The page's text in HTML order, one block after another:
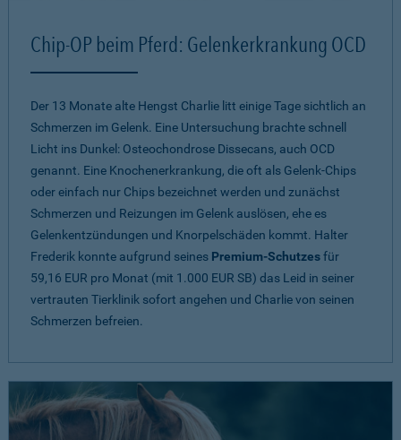
Chip-OP beim Pferd: Gelenkerkrankung OCD
Der 13 Monate alte Hengst Charlie litt einige Tage sichtlich an
Schmerzen im Gelenk. Eine Untersuchung brachte schnell
Licht ins Dunkel: Osteochondrose Dissecans, auch OCD
genannt. Eine Knochenerkrankung, die oft als Gelenk-Chips
oder einfach nur Chips bezeichnet werden und zunächst
Schmerzen und Reizungen im Gelenk auslösen, ehe es
Gelenkentzündungen und Knorpelschäden kommt. Halter
Frederik konnte aufgrund seines Premium-Schutzesfür
59,16 EUR pro Monat (mit 1.000 EUR SB) das Leid in seiner
vertrauten Tierklinik sofort angehen und Charlie von seinen
Schmerzen befreien.